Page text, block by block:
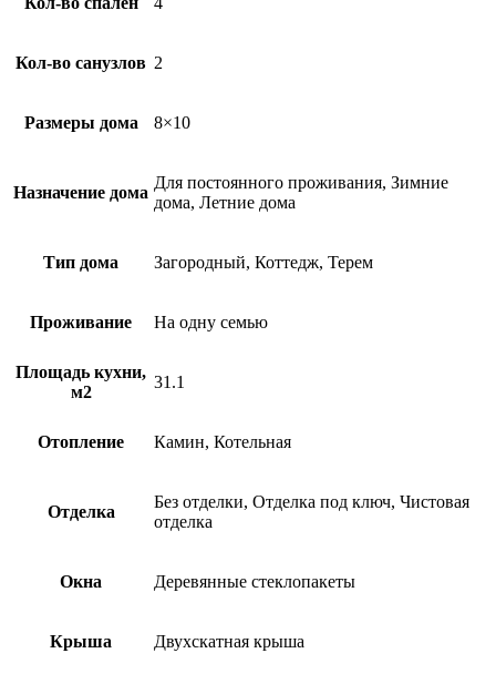
Кол-во санузлов 2
Размеры дома 8×10
Назначение дома
Для постоянного проживания, Зимние
дома, Летние дома
Тип дома Загородный, Коттедж, Терем
Проживание На одну семью
Площадь кухни,
м2
31.1
Отопление Камин, Котельная
Отделка
Без отделки, Отделка под ключ, Чистовая
отделка
Окна Деревянные стеклопакеты
Крыша Двухскатная крыша